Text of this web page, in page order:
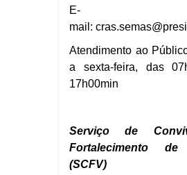
E-
mail: cras.
Atendimento ao
a sexta-feira, das
17h00min
Serviço de
Fortalecimento de
(SCFV)